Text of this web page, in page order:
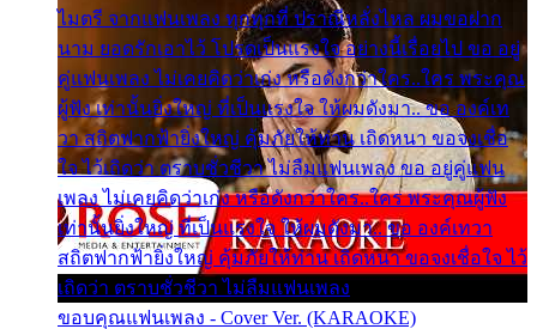
ไมตรี จากแฟนเพลง ทุกทุกที่ ปราณีหลั่งไหล ผมขอฝาก
นาม ยอดรักเอาไว้ โปรดเป็นแรงใจ อย่างนี้เรื่อยไป ขอ อยู่
คู่แฟนเพลง ไม่เคยคิดว่าเก่ง หรือดังกว่าใคร..ใคร พระคุณ
ผู้ฟัง เท่านั้นยิ่งใหญ่ ที่เป็นแรงใจ ให้ผมดังมา.. ขอ องค์เท
วา สถิตฟากฟ้ายิ่งใหญ่ คุ้มภัยให้ท่าน เถิดหนา ขอจงเชื่อ
ใจ ไว้เถิดว่า ตราบชั่วชีวา ไม่ลืมแฟนเพลง ขอ อยู่คู่แฟน
เพลง ไม่เคยคิดว่าเก่ง หรือดังกว่าใคร..ใคร พระคุณผู้ฟัง
เท่านั้นยิ่งใหญ่ ที่เป็นแรงใจ ให้ผมดังมา.. ขอ องค์เทวา
สถิตฟากฟ้ายิ่งใหญ่ คุ้มภัยให้ท่าน เถิดหนา ขอจงเชื่อใจ ไว้
เถิดว่า ตราบชั่วชีวา ไม่ลืมแฟนเพลง
ขอบคุณแฟนเพลง - Cover Ver. (KARAOKE)